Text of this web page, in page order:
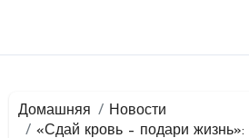
Домашняя
Новости
«Сдай кровь – подари жизнь»: